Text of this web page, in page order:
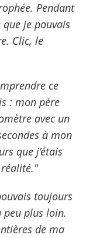
Pendant
que je pouvais
Clic, le
ce
: mon père
avec un
à mon
que j’étais
réalité."
toujours
peu plus loin.
de ma